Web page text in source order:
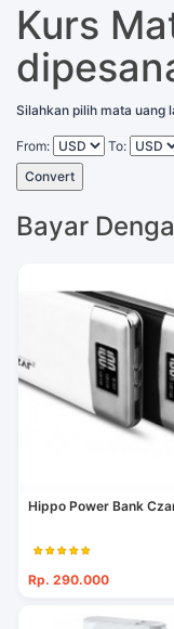
Kurs
Silahkan pilih mata uang
From: To:
Convert
Bayar
Hippo Power Bank
Rp. 290.000